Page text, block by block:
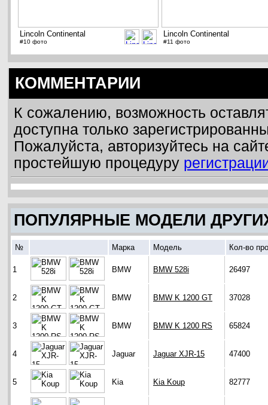
Lincoln Continental
#10 фото
Lincoln Continental
#11 фото
КОММЕНТАРИИ
К сожалению, возможность
доступна только
Пожалуйста, авторизуйтесь на
простейшую процедуру
ПОПУЛЯРНЫЕ МОДЕЛИ
№ Марка Модель Кол-во
1 BMW BMW 528i 26497
2 BMW BMW K 1200 GT 37028
3 BMW BMW K 1200 RS 65824
4 Jaguar Jaguar XJR-15 47400
5 Kia Kia Koup 82777